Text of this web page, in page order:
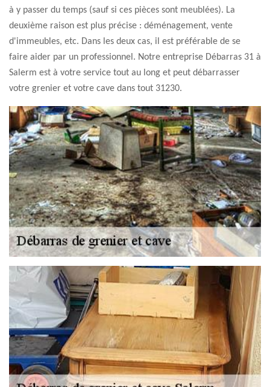
à y passer du temps (sauf si ces pièces sont meublées). La
deuxième raison est plus précise : déménagement, vente
d'immeubles, etc. Dans les deux cas, il est préférable de se
faire aider par un professionnel. Notre entreprise Débarras 31 à
Salerm est à votre service tout au long et peut débarrasser
votre grenier et votre cave dans tout 31230.